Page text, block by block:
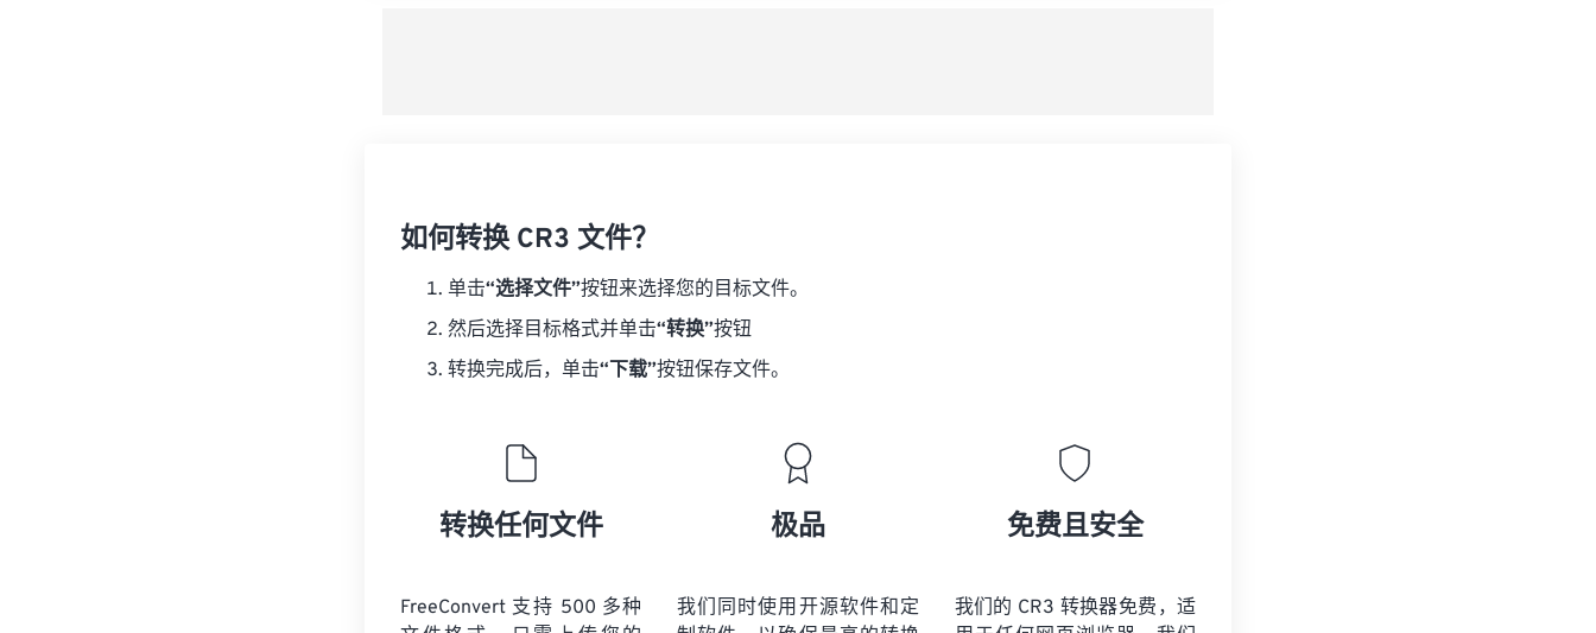
如何转换 CR3 文件？
单击“选择文件”按钮来选择您的目标文件。
然后选择目标格式并单击“转换”按钮
转换完成后，单击“下载”按钮保存文件。
转换任何文件
FreeConvert 支持 500 多种
极品
我们同时使用开源软件和定
免费且安全
我们的 CR3 转换器免费，适